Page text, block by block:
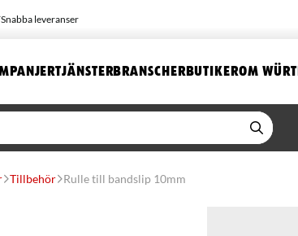
Snabba leveranser
TJÄNSTERBRANSCHERBUTIKEROM
Tillbehör Rulle till bandslip 10mm